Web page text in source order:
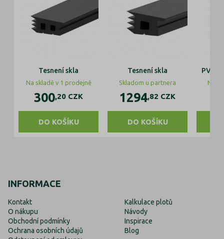
Tesnení skla
Na skladě v 1 prodejně
300,20 CZK
DO KOŠÍKU
Tesnení skla
Skladom u partnera
1294,82 CZK
DO KOŠÍKU
PVC
Na
INFORMACE
Kontakt
O nákupu
Obchodní podmínky
Ochrana osobních údajů
Kalkulace plotů
Návody
Inspirace
Blog